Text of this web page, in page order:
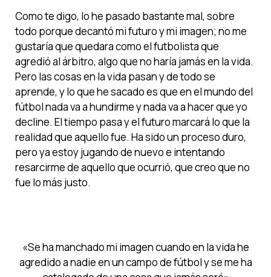
Como te digo, lo he pasado bastante mal, sobre
todo porque decantó mi futuro y mi imagen; no me
gustaría que quedara como el futbolista que
agredió al árbitro, algo que no haría jamás en la vida.
Pero las cosas en la vida pasan y de todo se
aprende, y lo que he sacado es que en el mundo del
fútbol nada va a hundirme y nada va a hacer que yo
decline. El tiempo pasa y el futuro marcará lo que la
realidad que aquello fue. Ha sido un proceso duro,
pero ya estoy jugando de nuevo e intentando
resarcirme de aquello que ocurrió, que creo que no
fue lo más justo.
«Se ha manchado mi imagen cuando en la vida he
agredido a nadie en un campo de fútbol y se me ha